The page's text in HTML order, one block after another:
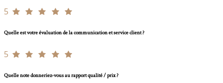
5
Quelle est votre évaluation de la communication et service client ?
5
Quelle note donneriez-vous au rapport qualité / prix ?